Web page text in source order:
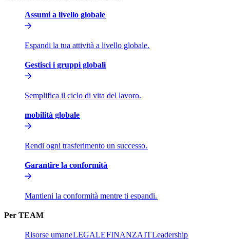
Assumi a livello globale​​
Espandi la tua attività a livello globale.​​
Gestisci i gruppi globali​​
Semplifica il ciclo di vita del lavoro.​​
mobilità globale​​
Rendi ogni trasferimento un successo.​​
Garantire la conformità​​
Mantieni la conformità mentre ti espandi.​​
Per TEAM​​
Risorse umane​​LEGALE​​FINANZA​​IT​​Leadership​​